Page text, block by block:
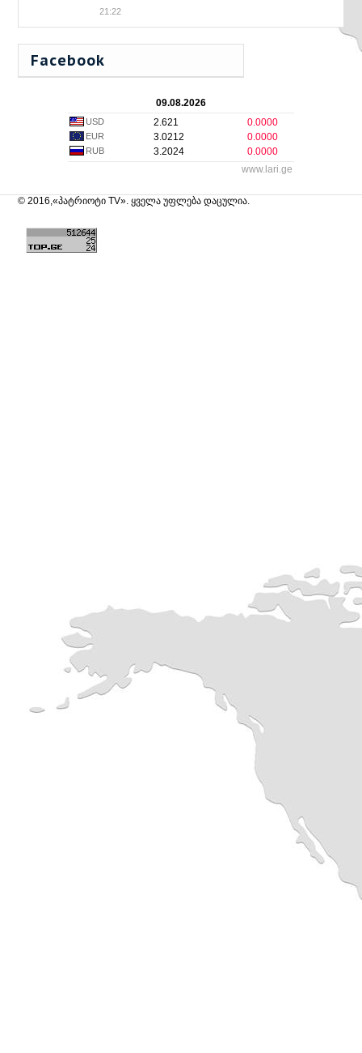
21:22
Facebook
09.08.2026
USD 2.621 0.0000
EUR 3.0212 0.0000
RUB 3.2024
0.0000
www.lari.ge
© 2016,«პატრიოტი TV». ყველა უფლება დაცულია.